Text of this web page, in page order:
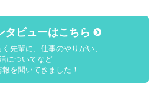
タビューはこちら
先輩に、仕事のやりがい、
についてなど
を聞いてきました！